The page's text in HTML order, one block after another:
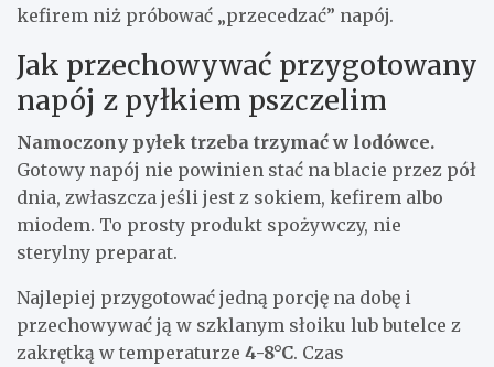
kefirem niż próbować „przecedzać” napój.
Jak przechowywać przygotowany
napój z pyłkiem pszczelim
Namoczony pyłek trzeba trzymać w lodówce.
Gotowy napój nie powinien stać na blacie przez pół
dnia, zwłaszcza jeśli jest z sokiem, kefirem albo
miodem. To prosty produkt spożywczy, nie
sterylny preparat.
Najlepiej przygotować jedną porcję na dobę i
przechowywać ją w szklanym słoiku lub butelce z
zakrętką w temperaturze 4-8°C. Czas